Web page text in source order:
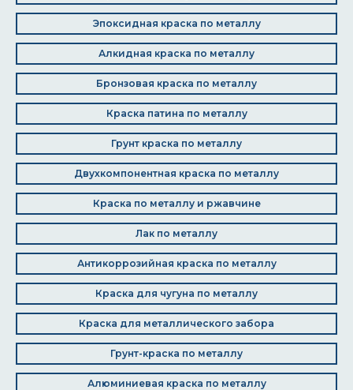
Эпоксидная краска по металлу
Алкидная краска по металлу
Бронзовая краска по металлу
Краска патина по металлу
Грунт краска по металлу
Двухкомпонентная краска по металлу
Краска по металлу и ржавчине
Лак по металлу
Антикоррозийная краска по металлу
Краска для чугуна по металлу
Краска для металлического забора
Грунт-краска по металлу
Алюминиевая краска по металлу